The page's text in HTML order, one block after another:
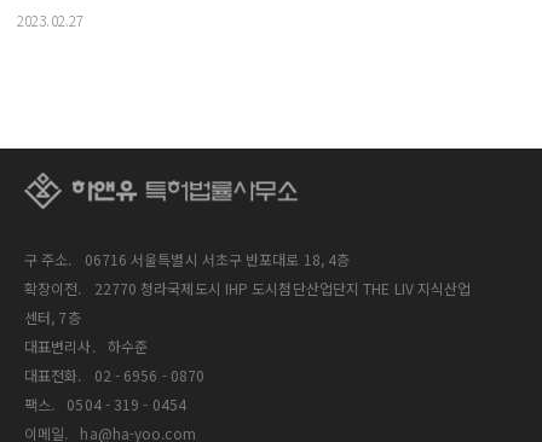
2023.02.27
구 주소.
06716 서울특별시 서초구 반포대로 18, 4층
확장이전.
22770 청라국제도시 IHP 도시첨단산업단지 THE LIV 지식산업
센터, 7층
대표변리사.
하수준
대표전화.
02 - 6956 - 0870
팩스.
0504 - 319 - 0454
이메일.
ha@ha-yoo.com